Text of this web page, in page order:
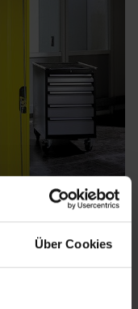
Über Cookies